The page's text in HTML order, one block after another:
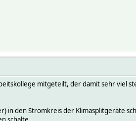
mitgeteilt, der damit sehr viel
in den Stromkreis der Klimasplitgeräte